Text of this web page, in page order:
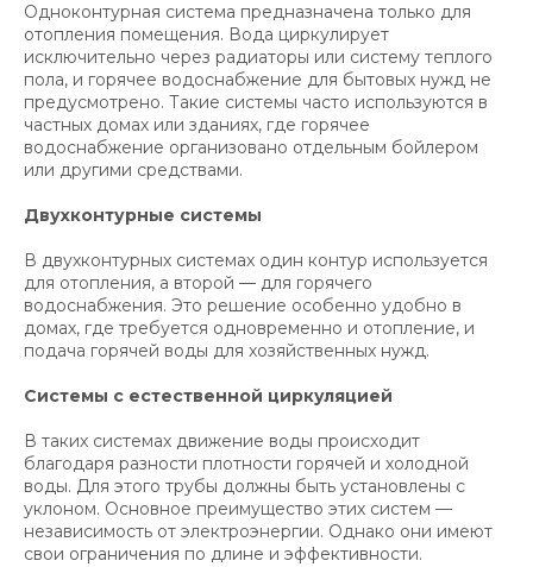
Одноконтурная система предназначена только для
отопления помещения. Вода циркулирует
исключительно через радиаторы или систему теплого
пола, и горячее водоснабжение для бытовых нужд не
предусмотрено. Такие системы часто используются в
частных домах или зданиях, где горячее
водоснабжение организовано отдельным бойлером
или другими средствами.
Двухконтурные системы
В двухконтурных системах один контур используется
для отопления, а второй — для горячего
водоснабжения. Это решение особенно удобно в
домах, где требуется одновременно и отопление, и
подача горячей воды для хозяйственных нужд.
Системы с естественной циркуляцией
В таких системах движение воды происходит
благодаря разности плотности горячей и холодной
воды. Для этого трубы должны быть установлены с
уклоном. Основное преимущество этих систем —
независимость от электроэнергии. Однако они имеют
свои ограничения по длине и эффективности.